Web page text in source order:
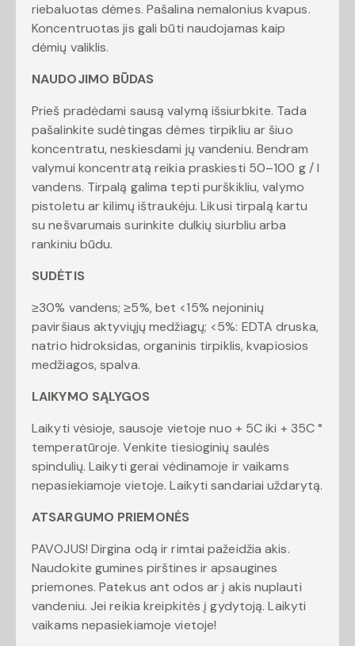
riebaluotas dėmes. Pašalina nemalonius kvapus.
Koncentruotas jis gali būti naudojamas kaip
dėmių valiklis.
NAUDOJIMO BŪDAS
Prieš pradėdami sausą valymą išsiurbkite. Tada
pašalinkite sudėtingas dėmes tirpikliu ar šiuo
koncentratu, neskiesdami jų vandeniu. Bendram
valymui koncentratą reikia praskiesti 50–100 g / l
vandens. Tirpalą galima tepti purškikliu, valymo
pistoletu ar kilimų ištraukėju. Likusi tirpalą kartu
su nešvarumais surinkite dulkių siurbliu arba
rankiniu būdu.
SUDĖTIS
≥30% vandens; ≥5%, bet <15% nejoninių
paviršiaus aktyviųjų medžiagų; <5%: EDTA druska,
natrio hidroksidas, organinis tirpiklis, kvapiosios
medžiagos, spalva.
LAIKYMO SĄLYGOS
Laikyti vėsioje, sausoje vietoje nuo + 5C iki + 35C °
temperatūroje. Venkite tiesioginių saulės
spindulių. Laikyti gerai vėdinamoje ir vaikams
nepasiekiamoje vietoje. Laikyti sandariai uždarytą.
ATSARGUMO PRIEMONĖS
PAVOJUS! Dirgina odą ir rimtai pažeidžia akis.
Naudokite gumines pirštines ir apsaugines
priemones. Patekus ant odos ar į akis nuplauti
vandeniu. Jei reikia kreipkitės į gydytoją. Laikyti
vaikams nepasiekiamoje vietoje!